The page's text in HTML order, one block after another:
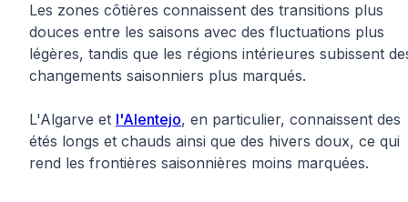
Les zones côtières connaissent des transitions plus
douces entre les saisons avec des fluctuations plus
légères, tandis que les régions intérieures subissent
changements saisonniers plus marqués.
L'Algarve et l'Alentejo, en particulier, connaissent des
étés longs et chauds ainsi que des hivers doux, ce qui
rend les frontières saisonnières moins marquées.